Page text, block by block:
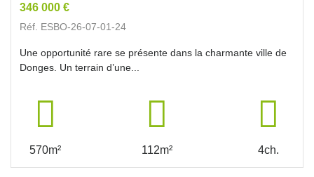
346 000 €
Réf. ESBO-26-07-01-24
Une opportunité rare se présente dans la charmante ville de
Donges. Un terrain d’une...
570m² 112m² 4ch.